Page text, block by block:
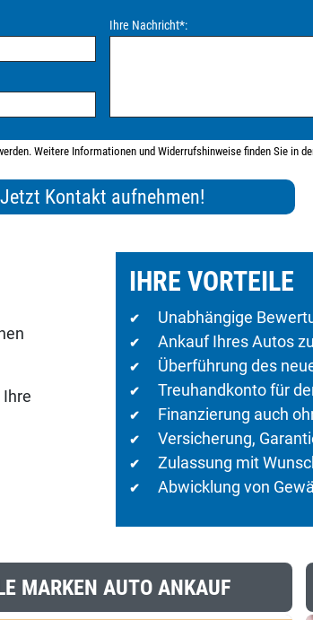
Ihre Nachricht*:
Weitere Informationen und Widerrufshinweise finden Sie in
IHRE VORTEILE
✔ Unabhängige
✔ Ankauf Ihres Autos
✔ Überführung des
✔ Treuhandkonto für
✔ Finanzierung auch
✔ Versicherung,
✔ Zulassung mit
✔ Abwicklung von
MARKEN AUTO ANKAUF